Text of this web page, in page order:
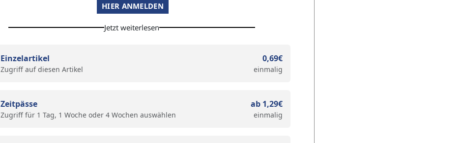
HIER ANMELDEN
Jetzt weiterlesen
Einzelartikel
Zugriff auf diesen Artikel
0,69€
einmalig
Zeitpässe
Zugriff für 1 Tag, 1 Woche oder 4 Wochen auswählen
ab 1,29€
einmalig